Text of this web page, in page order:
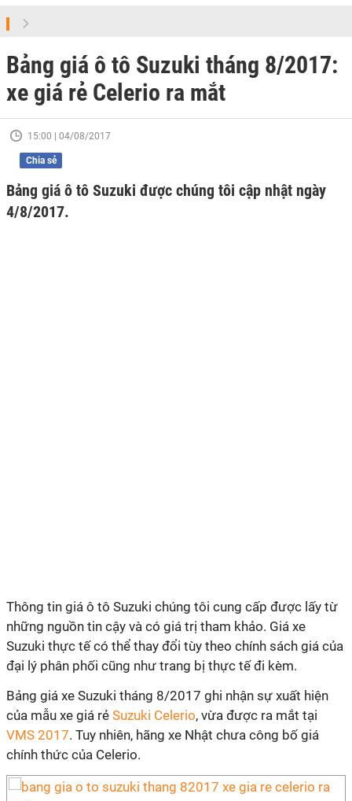
Bảng giá ô tô Suzuki tháng 8/2017:
xe giá rẻ Celerio ra mắt
15:00 | 04/08/2017
Chia sẻ
Bảng giá ô tô Suzuki được chúng tôi cập nhật ngày
4/8/2017.
Thông tin giá ô tô Suzuki chúng tôi cung cấp được lấy từ
những nguồn tin cậy và có giá trị tham khảo. Giá xe
Suzuki thực tế có thể thay đổi tùy theo chính sách giá của
đại lý phân phối cũng như trang bị thực tế đi kèm.
Bảng giá xe Suzuki tháng 8/2017 ghi nhận sự xuất hiện
của mẫu xe giá rẻ Suzuki Celerio, vừa được ra mắt tại
VMS 2017. Tuy nhiên, hãng xe Nhật chưa công bố giá
chính thức của Celerio.